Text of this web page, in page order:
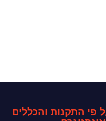
פי התקנות והכללים